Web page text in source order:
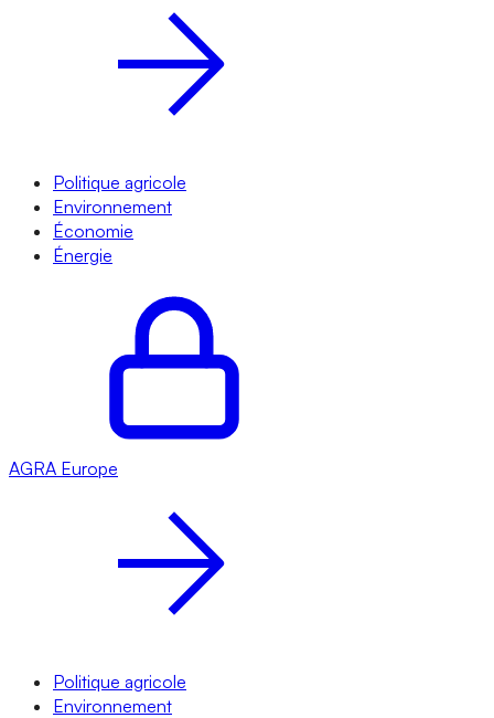
Politique agricole
Environnement
Économie
Énergie
AGRA Europe
Politique agricole
Environnement